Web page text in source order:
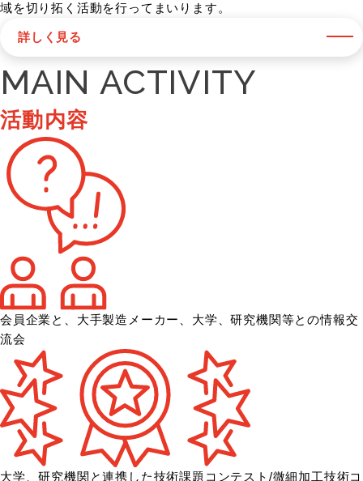
域を切り拓く活動を行ってまいります。
詳しく見る
MAIN ACTIVITY
活動内容
会員企業と、大手製造メーカー、大学、研究機関等との情報交
流会
大学、研究機関と連携した技術課題コンテスト/微細加工技術コ